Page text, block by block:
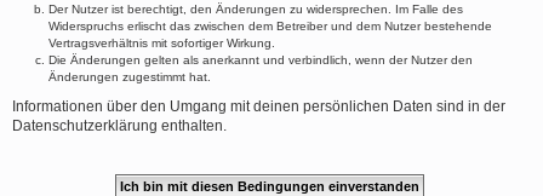
Der Nutzer ist berechtigt, den Änderungen zu widersprechen. Im Falle des
Widerspruchs erlischt das zwischen dem Betreiber und dem Nutzer bestehende
Vertragsverhältnis mit sofortiger Wirkung.
Die Änderungen gelten als anerkannt und verbindlich, wenn der Nutzer den
Änderungen zugestimmt hat.
Informationen über den Umgang mit deinen persönlichen Daten sind in der
Datenschutzerklärung enthalten.